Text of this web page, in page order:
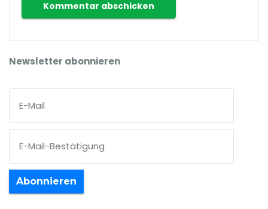
Newsletter abonnieren
Abonnieren